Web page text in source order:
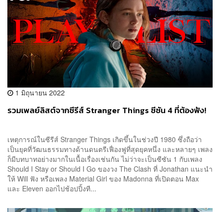
1 มิถุนายน 2022
รวมเพลย์ลิสต์จากซีรีส์ Stranger Things ซีซัน 4 ที่ต้องฟัง!
เหตุการณ์ในซีรีส์ Stranger Things เกิดขึ้นในช่วงปี 1980 ซึ่งถือว่า
เป็นยุคที่วัฒนธรรมทางด้านดนตรีเฟื่องฟูที่สุดยุคหนึ่ง และหลายๆ เพลง
ก็มีบทบาทอย่างมากในเนื้อเรื่องเช่นกัน ไม่ว่าจะเป็นซีซัน 1 กับเพลง
Should I Stay or Should I Go ของวง The Clash ที่ Jonathan แนะนำ
ให้ Will ฟัง หรือเพลง Material Girl ของ Madonna ที่เปิดตอน Max
และ Eleven ออกไปช้อปปิ้งที...